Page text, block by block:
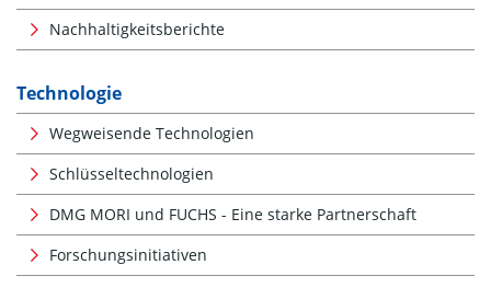
Nachhaltigkeitsberichte
Technologie
Wegweisende Technologien
Schlüsseltechnologien
DMG MORI und FUCHS - Eine starke Partnerschaft
Forschungsinitiativen